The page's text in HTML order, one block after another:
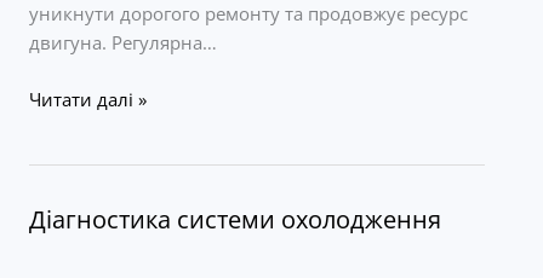
уникнути дорогого ремонту та продовжує ресурс
двигуна. Регулярна…
Діагностика
Читати далі »
Діагностика системи охолодження